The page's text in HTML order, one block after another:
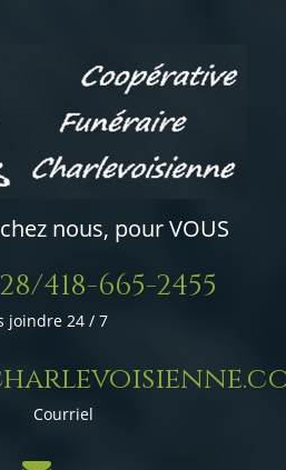
nous, pour VOUS
418-665-2455
joindre 24 / 7
Courriel